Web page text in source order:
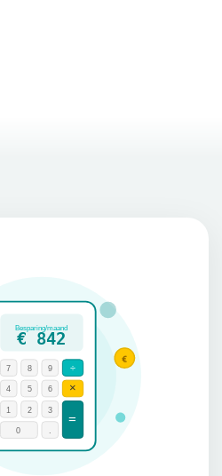
Besparing/maand
€ 842
7 8 9
4 5 6
1 2 3
0 .
÷
×
=
€